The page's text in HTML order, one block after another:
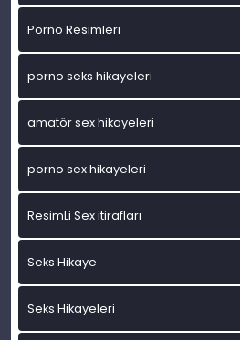
Porno Resimleri
porno seks hikayeleri
amatör sex hikayeleri
porno sex hikayeleri
ResimLi Sex itirafları
Seks Hikaye
Seks Hikayeleri